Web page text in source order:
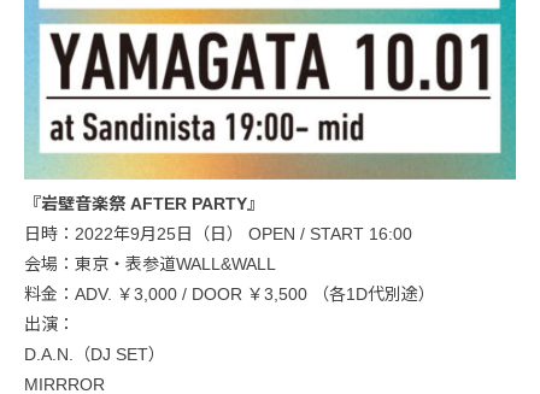
『岩壁音楽祭 AFTER PARTY』
日時：2022年9月25日（日） OPEN / START 16:00
会場：東京・表参道WALL&WALL
料金：ADV. ￥3,000 / DOOR ￥3,500 （各1D代別途）
出演：
D.A.N.（DJ SET）
MIRRROR